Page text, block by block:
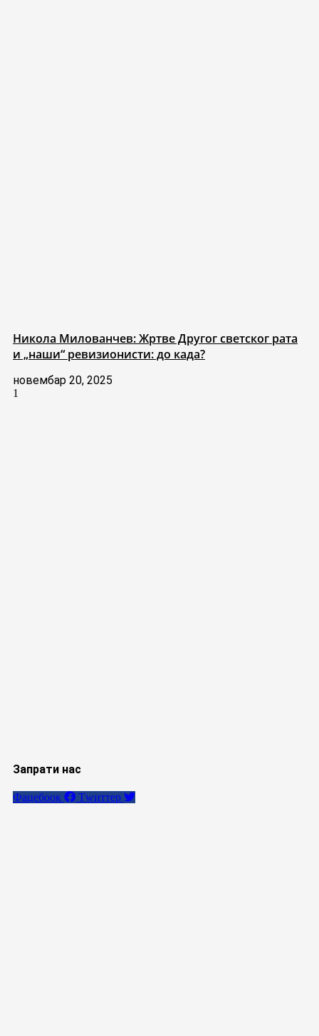
Никола Милованчев: Жртве Другог светског рата
и „наши“ ревизионисти: до када?
новембар 20, 2025
Запрати нас
Фацебоок Тwиттер